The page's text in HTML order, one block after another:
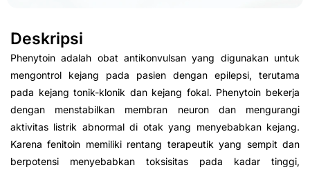
Deskripsi
Phenytoin adalah obat antikonvulsan yang digunakan untuk
mengontrol kejang pada pasien dengan epilepsi, terutama
pada kejang tonik-klonik dan kejang fokal. Phenytoin bekerja
dengan menstabilkan membran neuron dan mengurangi
aktivitas listrik abnormal di otak yang menyebabkan kejang.
Karena fenitoin memiliki rentang terapeutik yang sempit dan
berpotensi menyebabkan toksisitas pada kadar tinggi,